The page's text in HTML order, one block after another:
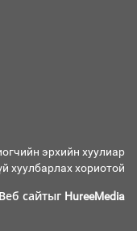
лусыг тахих төрийн
эрхийн хуулиар
хуулбарлах хориотой
Веб сайтыг HureeMedia